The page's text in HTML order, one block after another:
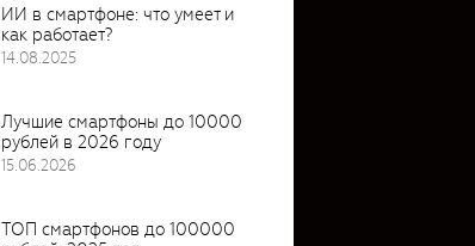
ИИ в смартфоне: что умеет и
как работает?
14.08.2025
Лучшие смартфоны до 10000
рублей в 2026 году
15.06.2026
ТОП смартфонов до 100000